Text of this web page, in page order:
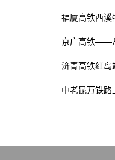
京广高铁——
中老昆万铁